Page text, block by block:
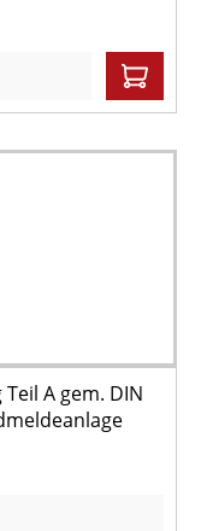
A gem. DIN